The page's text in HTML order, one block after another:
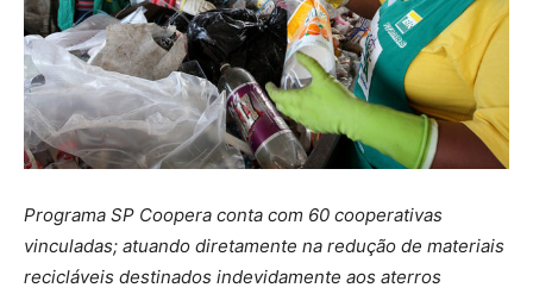
Programa SP Coopera conta com 60 cooperativas
vinculadas; atuando diretamente na redução de materiais
recicláveis destinados indevidamente aos aterros